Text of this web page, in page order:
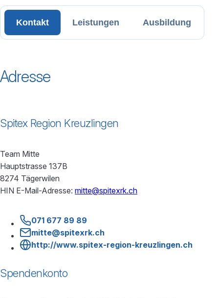
Kontakt Leistungen Ausbildung
Adresse
Spitex Region Kreuzlingen
Team Mitte
Hauptstrasse 137B
8274 Tägerwilen
HIN E-Mail-Adresse: mitte@spitexrk.ch
071 677 89 89
mitte@spitexrk.ch
http://www.spitex-region-kreuzlingen.ch
Spendenkonto